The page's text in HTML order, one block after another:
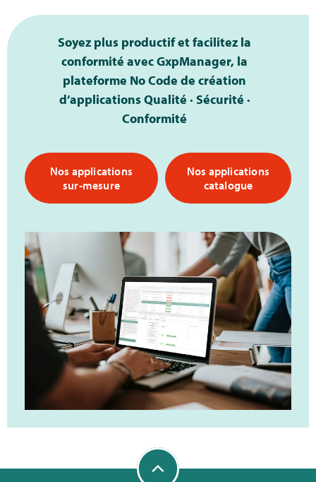
Soyez plus productif et facilitez la
conformité avec GxpManager, la
plateforme No Code de création
d’applications Qualité · Sécurité ·
Conformité
Nos applications
sur-mesure
Nos applications
catalogue